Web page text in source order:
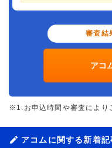
審査結
アコ
※1.お申込時間や審査により
アコムに関する新着記